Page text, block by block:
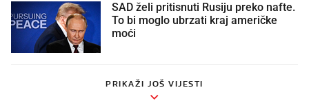
SAD želi pritisnuti Rusiju preko nafte.
To bi moglo ubrzati kraj američke
moći
PRIKAŽI JOŠ VIJESTI